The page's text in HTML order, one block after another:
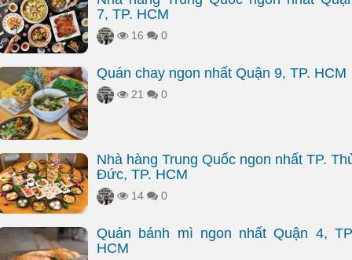
7, TP. HCM
16 0
Quán chay ngon nhất Quận 9, TP. HCM
21 0
Nhà hàng Trung Quốc ngon nhất TP.
Đức, TP. HCM
14 0
Quán bánh mì ngon nhất Quận 4,
HCM